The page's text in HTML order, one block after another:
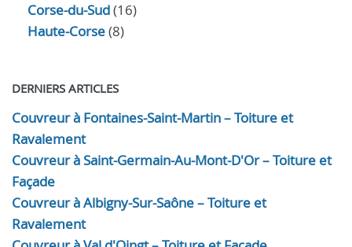
Corse-du-Sud(16)
Haute-Corse(8)
DERNIERS ARTICLES
Couvreur à Fontaines-Saint-Martin – Toiture et
Ravalement
Couvreur à Saint-Germain-Au-Mont-D'Or – Toiture et
Façade
Couvreur à Albigny-Sur-Saône – Toiture et
Ravalement